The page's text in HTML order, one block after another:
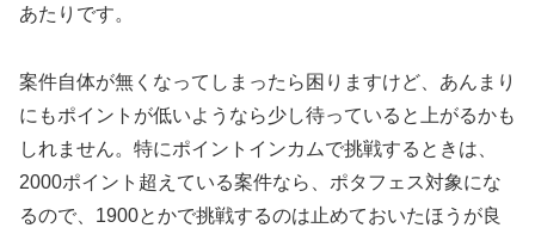
あたりです。
案件自体が無くなってしまったら困りますけど、あんまり
にもポイントが低いようなら少し待っていると上がるかも
しれません。特にポイントインカムで挑戦するときは、
2000ポイント超えている案件なら、ポタフェス対象にな
るので、1900とかで挑戦するのは止めておいたほうが良